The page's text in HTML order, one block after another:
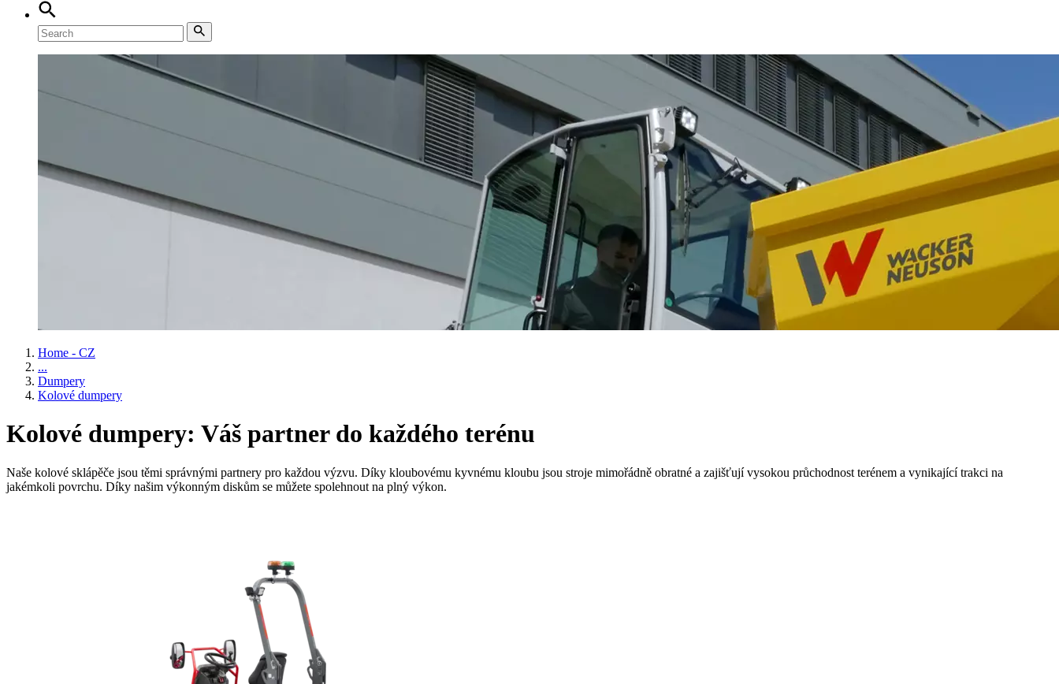
Home - CZ
...
Dumpery
Kolové dumpery
Kolové dumpery: Váš partner do každého terénu
Naše kolové sklápěče jsou těmi správnými partnery pro každou výzvu. Díky kloubovému kyvnému kloubu jsou stroje mimořádně obratné a zajišťují vysokou průchodnost terénem a vynikající trakci na
jakémkoli povrchu. Díky našim výkonným diskům se můžete spolehnout na plný výkon.